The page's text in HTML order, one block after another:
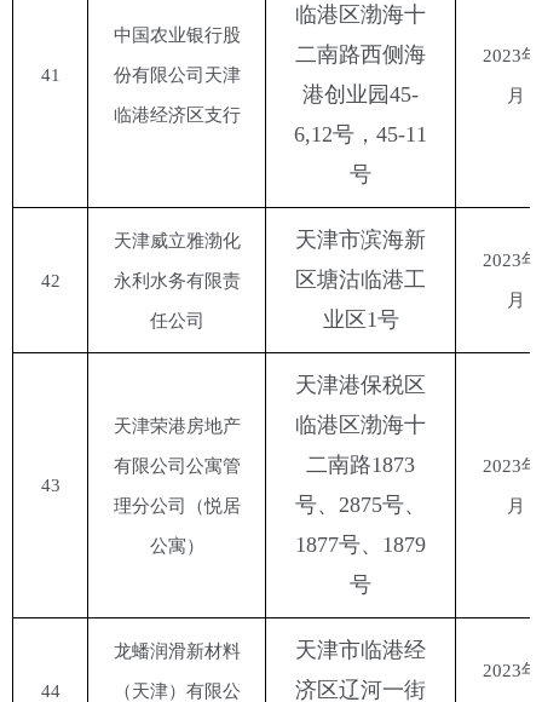
41
中国农业银行股
份有限公司天津
临港经济区支行
临港区渤海十
二南路西侧海
港创业园45-
6,12号，45-11
号
2023
月
42
天津威立雅渤化
永利水务有限责
任公司
天津市滨海新
区塘沽临港工
业区1号
2023
月
43
天津荣港房地产
有限公司公寓管
理分公司（悦居
公寓）
天津港保税区
临港区渤海十
二南路1873
号、2875号、
1877号、1879
号
2023
月
44
龙蟠润滑新材料
（天津）有限公
天津市临港经
济区辽河一街
2023